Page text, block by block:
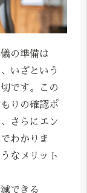
の準備は
いざという
です。この
りの確認ポ
さらにエン
わかりま
なメリット
できる